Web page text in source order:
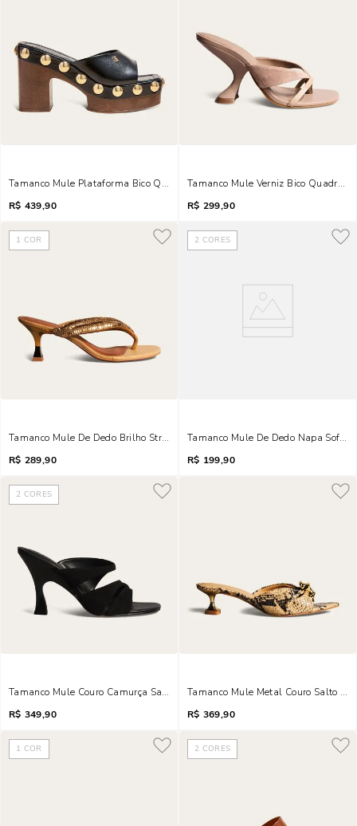
Tamanco Mule Plataforma Bico Quadrado Pampa Preto
R$ 439,90
Tamanco Mule Verniz Bico
R$ 299,90
1 COR
Tamanco Mule De Dedo Brilho Strass Salto Taça Rosa
R$ 289,90
2 CORES
Tamanco Mule De Dedo Napa Soft
R$ 199,90
2 CORES
Tamanco Mule Couro Camurça Salto Fino Preto
R$ 349,90
Tamanco Mule Metal Couro Salto
R$ 369,90
1 COR 2 CORES